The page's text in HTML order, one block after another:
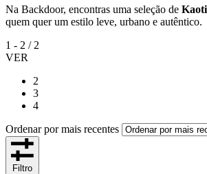
Na Backdoor, encontras uma seleção de
quem quer um estilo leve, urbano e autêntico.
1 - 2 / 2
VER
2
3
4
Ordenar por mais recentes
Filtro